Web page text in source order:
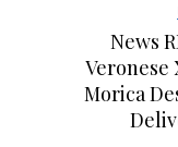
News
Veronese
Morica